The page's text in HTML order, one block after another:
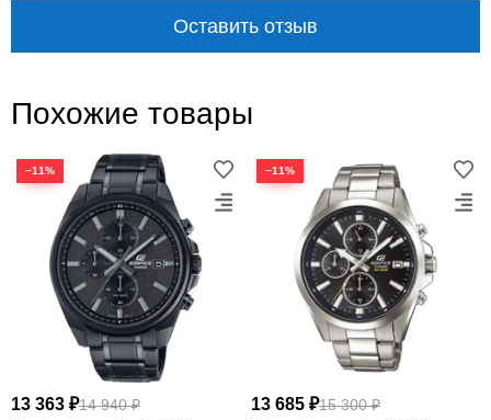
Оставить отзыв
Похожие товары
−11%
13 363 ₽14 940 ₽
−11%
13 685 ₽15 300 ₽